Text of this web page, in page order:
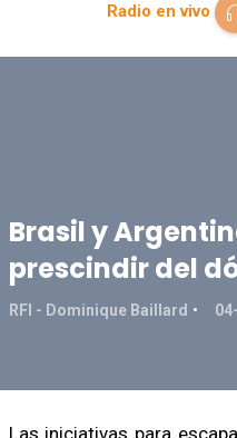
Radio en vivo
Brasil y
prescindir del
RFI - Dominique Baillard
Las iniciativas para